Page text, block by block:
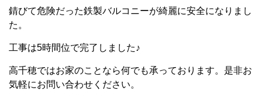
錆びて危険だった鉄製バルコニーが綺麗に安全になりまし
た。
工事は5時間位で完了しました♪
高千穂ではお家のことなら何でも承っております。是非お
気軽にお問い合わせください。